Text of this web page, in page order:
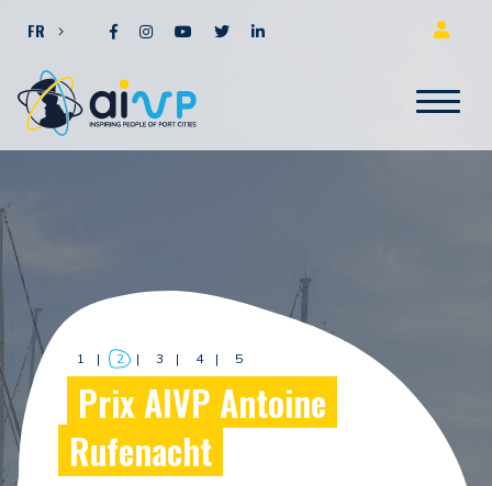
FR
1 2 3 4 5
Prix AIVP Antoine
Rufenacht